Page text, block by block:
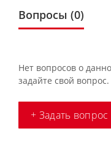
Вопросы (0)
Нет вопросов о
задайте свой вопрос.
+ Задать вопрос